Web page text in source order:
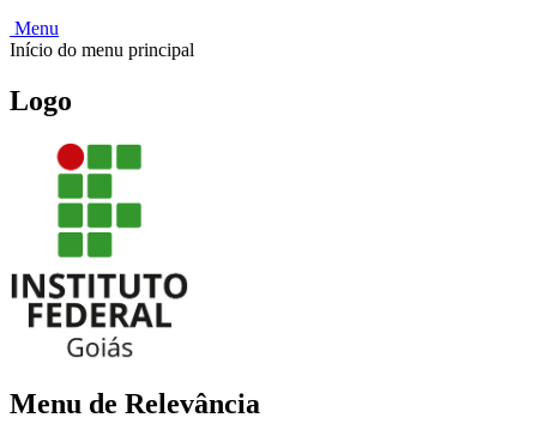
Menu
Início do menu principal
Logo
Menu de Relevância